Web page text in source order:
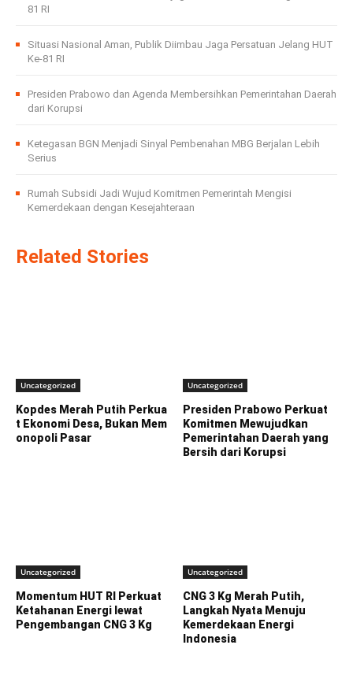
81 RI
Situasi Nasional Aman, Publik Diimbau Jaga Persatuan Jelang HUT
Ke-81 RI
Presiden Prabowo dan Agenda Membersihkan Pemerintahan Daerah
dari Korupsi
Ketegasan BGN Menjadi Sinyal Pembenahan MBG Berjalan Lebih
Serius
Rumah Subsidi Jadi Wujud Komitmen Pemerintah Mengisi
Kemerdekaan dengan Kesejahteraan
Related Stories
Uncategorized
Kopdes Merah Putih Perkua
t Ekonomi Desa, Bukan Mem
onopoli Pasar
Uncategorized
Presiden Prabowo Perkuat
Komitmen Mewujudkan
Pemerintahan Daerah yang
Bersih dari Korupsi
Uncategorized
Momentum HUT RI Perkuat
Ketahanan Energi lewat
Pengembangan CNG 3 Kg
Uncategorized
CNG 3 Kg Merah Putih,
Langkah Nyata Menuju
Kemerdekaan Energi
Indonesia